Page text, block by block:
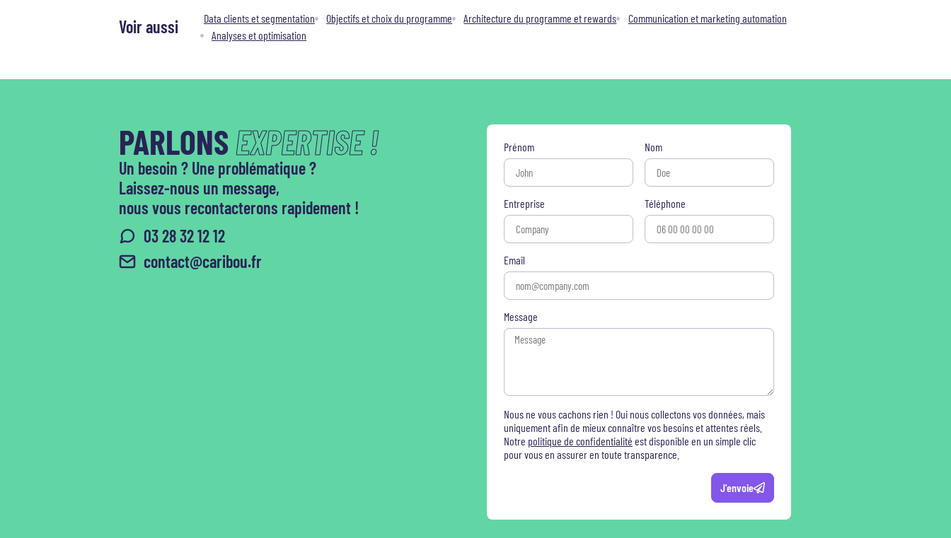
Voir aussi Data clients et segmentation Objectifs et choix du programme Architecture du programme et rewards
Communication et marketing automation
Analyses et optimisation
PARLONS EXPERTISE !
Un besoin ? Une problématique ?
Laissez-nous un message,
nous vous recontacterons rapidement !
03 28 32 12 12
contact@caribou.fr
Prénom Nom
Entreprise Téléphone
Email
Message
Nous ne vous cachons rien ! Oui nous collectons vos données, mais
uniquement afin de mieux connaître vos besoins et attentes réels.
Notre politique de confidentialité est disponible en un simple clic
pour vous en assurer en toute transparence.
J'envoie